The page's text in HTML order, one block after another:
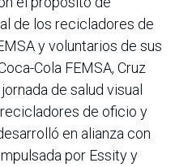
de los recicladores de
y voluntarios de sus
Cola FEMSA, Cruz
de salud visual
de oficio y
en alianza con
por Essity y